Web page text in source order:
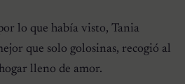
lo que había visto, Tania
que solo golosinas, recogió al
lleno de amor.